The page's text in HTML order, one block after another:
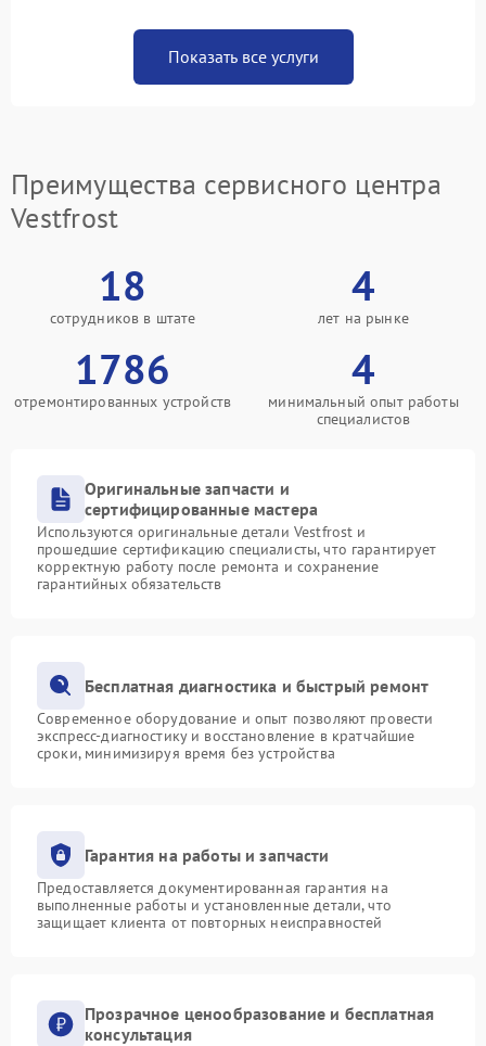
Показать все услуги
Преимущества сервисного центра
Vestfrost
18
сотрудников в штате
4
лет на рынке
1786
отремонтированных устройств
4
минимальный опыт работы
специалистов
Оригинальные запчасти и
сертифицированные мастера
Используются оригинальные детали Vestfrost и
прошедшие сертификацию специалисты, что гарантирует
корректную работу после ремонта и сохранение
гарантийных обязательств
Бесплатная диагностика и быстрый ремонт
Современное оборудование и опыт позволяют провести
экспресс-диагностику и восстановление в кратчайшие
сроки, минимизируя время без устройства
Гарантия на работы и запчасти
Предоставляется документированная гарантия на
выполненные работы и установленные детали, что
защищает клиента от повторных неисправностей
Прозрачное ценообразование и бесплатная
консультация